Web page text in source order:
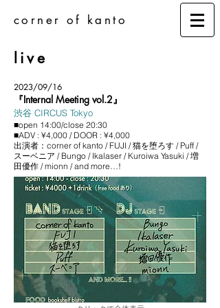
corner of kanto
live
2023/09/16
『Internal Meeting vol.2』
渋谷 CIRCUS Tokyo
■open 14:00/close 20:30
■ADV : ¥4,000 / DOOR : ¥4,000
出演者：corner of kanto / FUJI / 猫を堕ろす / Puff /
スーベニア / Bungo / Ikalaser / Kuroiwa Yasuki / 増
田優作 / mionn / and more…!